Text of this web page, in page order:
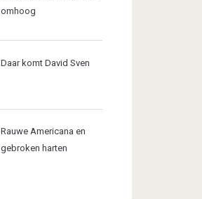
omhoog
Daar komt David Sven
Rauwe Americana en
gebroken harten